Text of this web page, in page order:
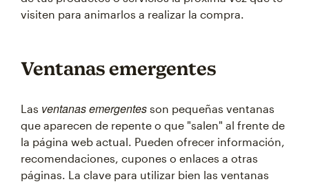
visiten para animarlos a realizar la compra.
Ventanas emergentes
Las ventanas emergentes son pequeñas ventanas
que aparecen de repente o que "salen" al frente de
la página web actual. Pueden ofrecer información,
recomendaciones, cupones o enlaces a otras
páginas. La clave para utilizar bien las ventanas